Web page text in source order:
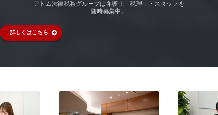
アトム法律税務グループは弁護士・税理士・スタッフを
随時募集中。
詳しくはこちら